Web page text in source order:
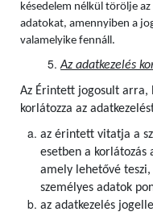
késedelem nélkül törölje
adatokat, amennyiben a
valamelyike fennáll.
Az adatkezelés
Az Érintett jogosult arra,
korlátozza az
az érintett vitatja a
esetben a
amely lehetővé
személyes adatok
az adatkezelés